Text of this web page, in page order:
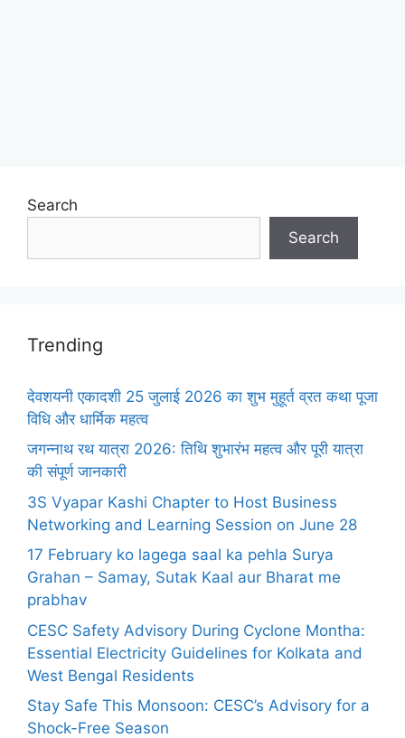
Search
Search
Trending
देवशयनी एकादशी 25 जुलाई 2026 का शुभ मुहूर्त व्रत कथा पूजा
विधि और धार्मिक महत्व
जगन्नाथ रथ यात्रा 2026: तिथि शुभारंभ महत्व और पूरी यात्रा
की संपूर्ण जानकारी
3S Vyapar Kashi Chapter to Host Business
Networking and Learning Session on June 28
17 February ko lagega saal ka pehla Surya
Grahan – Samay, Sutak Kaal aur Bharat me
prabhav
CESC Safety Advisory During Cyclone Montha:
Essential Electricity Guidelines for Kolkata and
West Bengal Residents
Stay Safe This Monsoon: CESC’s Advisory for a
Shock-Free Season